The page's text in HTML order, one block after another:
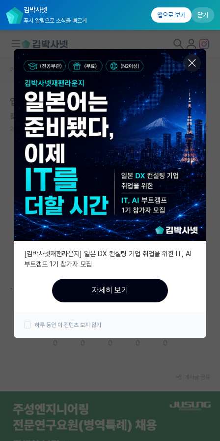
김박사넷
푸시 알림으로 소식을 빠르게
앱으로 보기 닫기
대학원생 모집
국내대학원 정보
연구실&오픈랩
커뮤니티
커뮤니티 홈
전체글보기
베스트 게시판
IF 명예의전당
자유 게시판(아무개랩)
미국 유학 게시판
미국 대학원 합격 후기 게시판
대학원생 모집 게시판
연구실(PI) 홍보 게시판
취업 게시판
커뮤니티 홈 자유 게시판(아무개랩)
입시에 컨택 영향있나요??
활기찬 레오나르도 다빈치
2024.04.06 8 1434
-
[김박사넷재팬라운지] 일본 DX 컨설팅 기업 취업을 위한 IT, AI
부트캠프 1기 참가자 모집
자세히 보기
하루 동안 이 컨텐츠 보지 않기